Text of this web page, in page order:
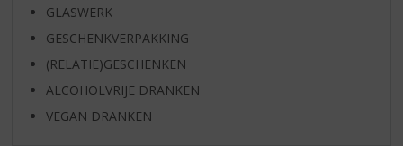
GLASWERK
GESCHENKVERPAKKING
(RELATIE)GESCHENKEN
ALCOHOLVRIJE DRANKEN
VEGAN DRANKEN